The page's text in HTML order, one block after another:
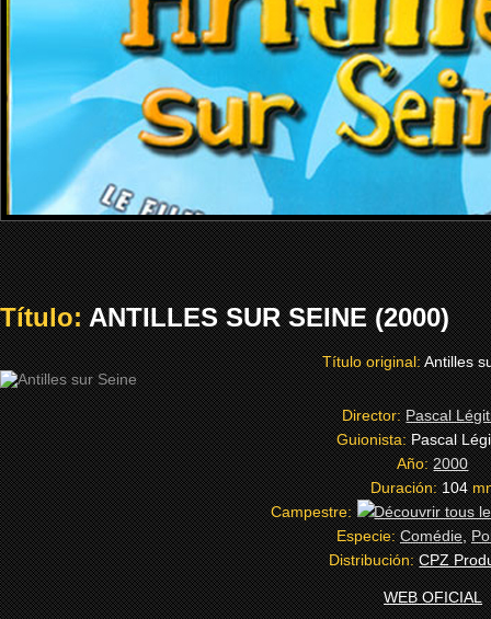
Título:ANTILLES SUR SEINE (2000)
Título original:Antilles
Director:Pascal
Guionista:Pascal
Año:2000
Duración:104
Campestre:
Especie:Comédie,
Distribución:CPZ
WEB OFICIAL